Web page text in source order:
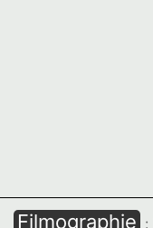
Filmographie :